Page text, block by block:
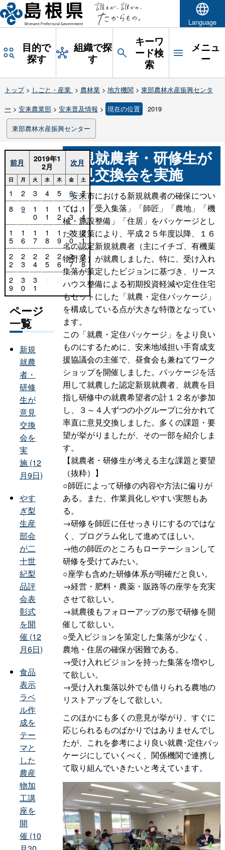
Language
目的で
探す
組織で探
す
キーワ
ード検
索
メニュ
ー
トップ> しごと・産業 > 農林業> 地方機関> 東部農林水産振興センタ
ー > 安来農業部> 安来普及情報 > 現在の位置 2019
東部農林水産振興センター
新規就農者・研修生が
意見交換会を実施
安来市における新規就農者の確保につい
ては、「受入集落」「師匠」「農地」「機
械・施設整備」「住居」をパッケージとし
た支援策により、平成２５年度以降、１６
名の認定新規就農者（主にイチゴ、有機葉
物野菜）が就農しました。特に、受け入れ
集落が策定したビジョンに基づき、リース
ハウス整備による初期投資軽減や定住住宅
もセットにした「就農・定住パッケージ」
を構成している点が大きな特徴となってい
ます。
この「就農・定住パッケージ」をより良い
ものにするために、安来地域担い手育成支
援協議会の主催で、昼食会も兼ねてワーク
ショップを開催しました。パッケージを活
用して就農した認定新規就農者、就農を目
指し研修中の就農希望者の計１２名が参加
し、３～４人ずつの小グループに分かれて
率直に意見交換しました。多くの課題・要
望が挙がりましたが、その一部を紹介しま
す。
【就農者・研修生が考える主な課題と要望
（抜粋）】
○師匠によって研修の内容や方法に偏りが
ある。また、作業員化しやすい実態もあ
る。
→研修を師匠に任せっきりにするのではな
く、プログラム化して進めてほしい。
→他の師匠のところもローテーションして
研修を受けてみたい。
○座学も含めた研修体系が明確だと良い。
→経営・肥料・農薬・販路等の座学を充実
させて欲しい。
→就農後もフォローアップの形で研修を開
催して欲しい。
○受入ビジョンを策定した集落が少なく、
農地・住居の確保が困難である。
→受け入れビジョンを持った集落を増やし
て欲しい。
→受け入れ集落以外でも借りられる農地の
リストアップをして欲しい。
このほかにも多くの意見が挙がり、すぐに
応じられるものばかりではありませんでし
たが、これを参考により良い就農･定住パッ
ケージにしていくべく、関係機関で連携し
て取り組んでいきたいと考えています。
前月
2019年1
2月
次月
日 月 火 水 木 金 土
1 2 3 4 5 6
7
8
9 1
0
1
1
1
2
1
3
1
4
1
5
1
6
1
7
1
8
1
9
2
0
2
1
2
2
2
3
2
4
2
5
2
6
2
7
2
8
2
9
3
0
3
1
3 4
ページ
一覧
新規
就農
者・
研修
生が
意見
交換
会を
実
施 (12
月9日)
やす
ぎ梨
生産
部会
が二
十世
紀梨
品評
会表
彰式
を開
催 (12
月6日)
食品
表示
ラベ
ル作
成を
テー
マと
した
農産
物加
工講
座を
開
催 (10